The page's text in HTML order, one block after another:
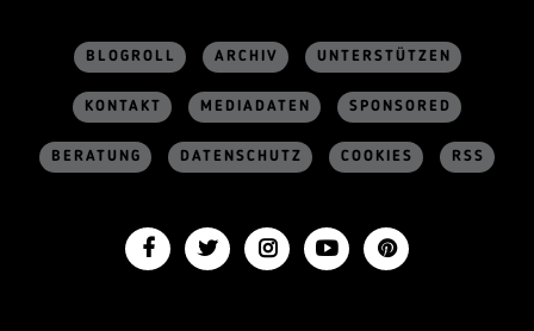
BLOGROLL ARCHIV UNTERSTÜTZEN
KONTAKT MEDIADATEN SPONSORED
BERATUNG DATENSCHUTZ COOKIES RSS